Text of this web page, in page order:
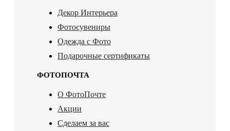
Декор Интерьера
Фотосувениры
Одежда с Фото
Подарочные сертификаты
ФОТОПОЧТА
О ФотоПочте
Акции
Сделаем за вас